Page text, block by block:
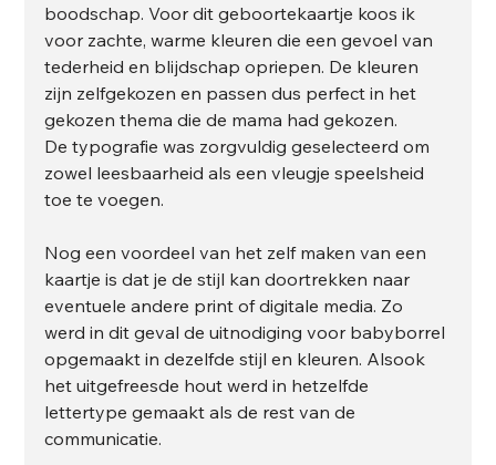
boodschap. Voor dit geboortekaartje koos ik
voor zachte, warme kleuren die een gevoel van
tederheid en blijdschap opriepen. De kleuren
zijn zelfgekozen en passen dus perfect in het
gekozen thema die de mama had gekozen.
De typografie was zorgvuldig geselecteerd om
zowel leesbaarheid als een vleugje speelsheid
toe te voegen.
Nog een voordeel van het zelf maken van een
kaartje is dat je de stijl kan doortrekken naar
eventuele andere print of digitale media. Zo
werd in dit geval de uitnodiging voor babyborrel
opgemaakt in dezelfde stijl en kleuren. Alsook
het uitgefreesde hout werd in hetzelfde
lettertype gemaakt als de rest van de
communicatie.